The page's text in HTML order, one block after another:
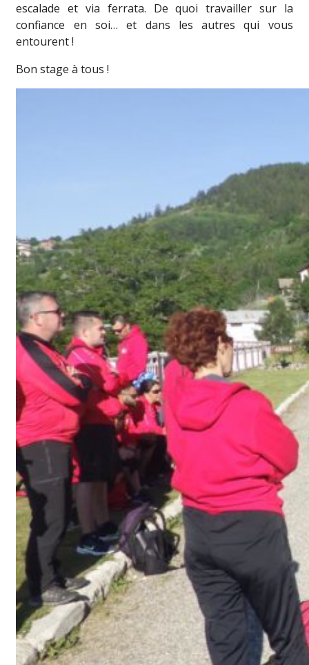
escalade et via ferrata. De quoi travailler sur la
confiance en soi… et dans les autres qui vous
entourent !
Bon stage à tous !